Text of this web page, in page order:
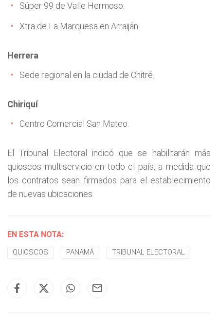
Súper 99 de Valle Hermoso.
Xtra de La Marquesa en Arraiján.
Herrera
Sede regional en la ciudad de Chitré.
Chiriquí
Centro Comercial San Mateo.
El Tribunal Electoral indicó que se habilitarán más
quioscos multiservicio en todo el país, a medida que
los contratos sean firmados para el establecimiento
de nuevas ubicaciones.
EN ESTA NOTA:
QUIOSCOS PANAMÁ TRIBUNAL ELECTORAL